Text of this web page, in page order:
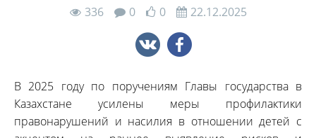
336 0 0 22.12.2025
В 2025 году по поручениям Главы государства в
Казахстане усилены меры профилактики
правонарушений и насилия в отношении детей с